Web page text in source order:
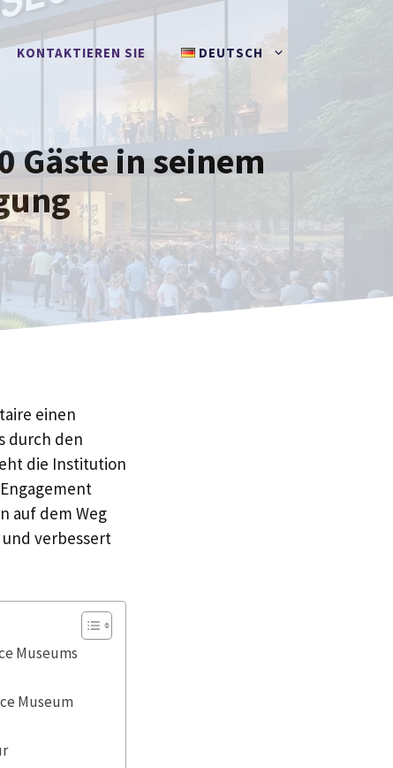
KONTAKTIEREN SIE DEUTSCH
Gäste in seinem
einen
durch den
die Institution
auf dem Weg
verbessert
Museums
Museum